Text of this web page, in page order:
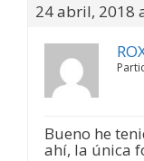
24 abril, 2018
Bueno he
ahí, la única